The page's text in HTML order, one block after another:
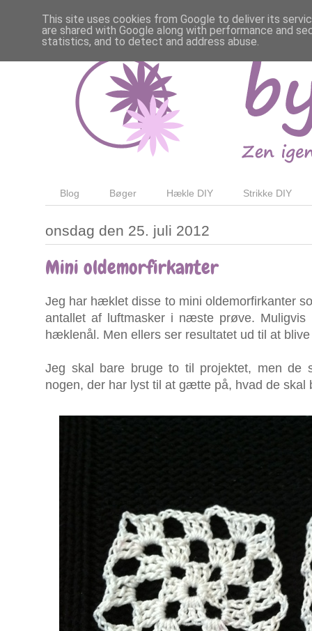
Blog Bøger Hækle DIY Strikke DIY
onsdag den 25. juli 2012
Mini oldemorfirkanter
Jeg har hæklet disse to mini oldemorfirkanter
antallet af luftmasker i næste prøve.
hæklenål. Men ellers ser resultatet ud til at
Jeg skal bare bruge to til projektet, men de
nogen, der har lyst til at gætte på, hvad de skal
This site uses cookies from Google to deliver its
are shared with Google along with performance and
statistics, and to detect and address abuse.